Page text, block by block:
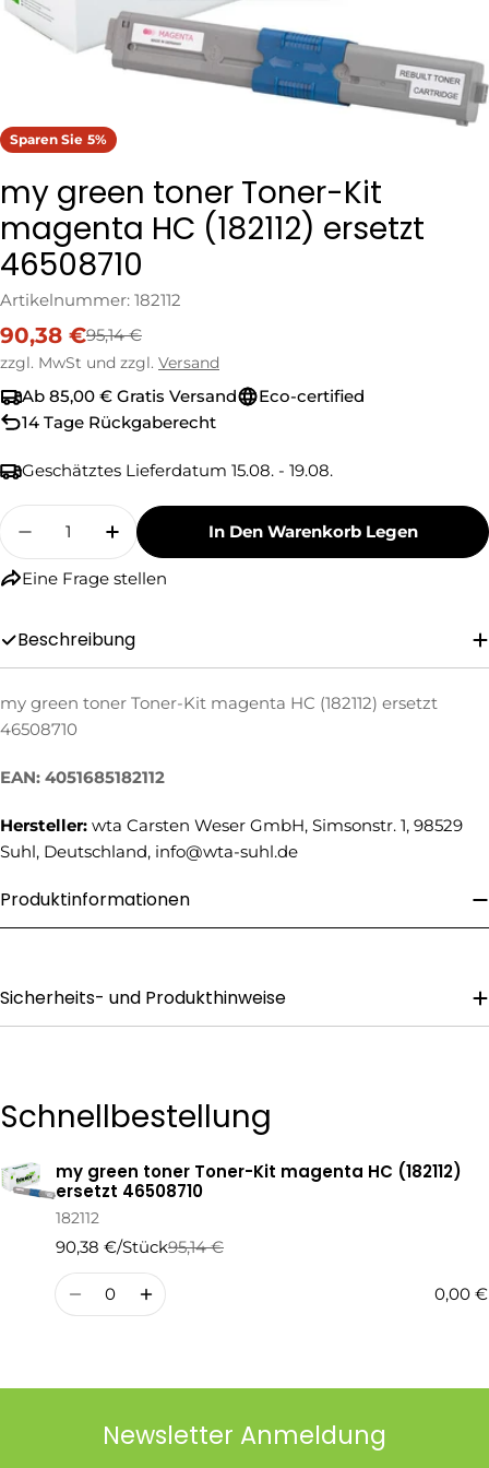
Sparen Sie 5%
my green toner Toner-Kit
magenta HC (182112) ersetzt
46508710
Artikelnummer: 182112
Verkaufspreis
90,38 €
Regulärer
Preis
95,14 €
zzgl. MwSt und zzgl. Versand
Ab 85,00 € Gratis Versand
Eco-certified
14 Tage Rückgaberecht
Geschätztes Lieferdatum 15.08. - 19.08.
Menge
Menge Für My Green Toner Toner-Kit
Menge Für My Green Toner Toner-
In Den Warenkorb Legen
Eine Frage stellen
Name
Ihre
Mail
Telefonnummer
Beschreibung
my green toner Toner-Kit magenta HC (182112) ersetzt
46508710
EAN: 4051685182112
Hersteller: wta Carsten Weser GmbH, Simsonstr. 1, 98529
Suhl, Deutschland, info@wta-suhl.de
Produktinformationen
Sicherheits- und Produkthinweise
Schnellbestellung
Ihr
Warenkorb
my green toner Toner-Kit magenta HC (182112)
ersetzt 46508710
182112
90,38 €/Stück
Regulärer
Preis
95,14 €
Verkaufspreis
Menge
0,00 €
Newsletter Anmeldung